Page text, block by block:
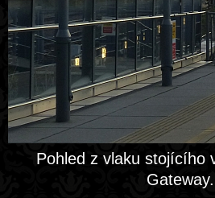
Pohled z vlaku stojícího
Gateway.